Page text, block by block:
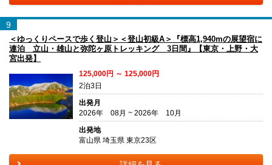
9
＜ゆっくりペースで歩く登山＞＜登山初級A＞『標高1,940mの展望宿に
連泊 立山・雄山と弥陀ヶ原トレッキング 3日間』【東京・上野・大
宮出発】
125,000円 ～ 125,000円
2泊3日
出発月
2026年 08月 ~ 2026年 10月
出発地
富山県 埼玉県 東京23区